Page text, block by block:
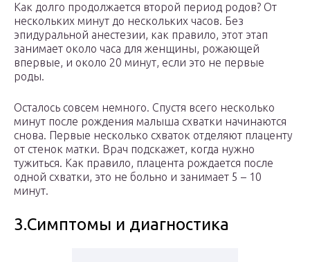
Как долго продолжается второй период родов? От
нескольких минут до нескольких часов. Без
эпидуральной анестезии, как правило, этот этап
занимает около часа для женщины, рожающей
впервые, и около 20 минут, если это не первые
роды.
Осталось совсем немного. Спустя всего несколько
минут после рождения малыша схватки начинаются
снова. Первые несколько схваток отделяют плаценту
от стенок матки. Врач подскажет, когда нужно
тужиться. Как правило, плацента рождается после
одной схватки, это не больно и занимает 5 – 10
минут.
3.Симптомы и диагностика